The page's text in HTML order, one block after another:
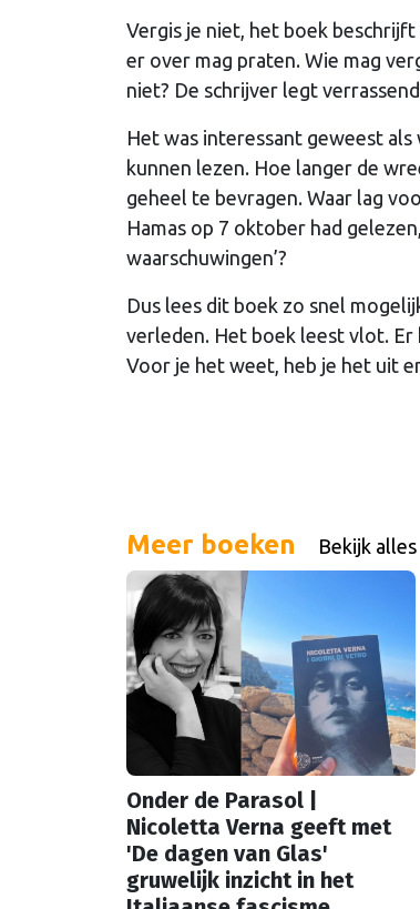
Vergis je niet, het boek
er over mag praten. Wie mag
niet? De schrijver legt
Het was interessant geweest
kunnen lezen. Hoe langer de
geheel te bevragen. Waar lag
Hamas op 7 oktober had
waarschuwingen’?
Dus lees dit boek zo snel
verleden. Het boek leest vlot.
Voor je het weet, heb je het uit
Meer boeken Bekijk alles
Onder de Parasol |
Nicoletta Verna geeft met
'De dagen van Glas'
gruwelijk inzicht in het